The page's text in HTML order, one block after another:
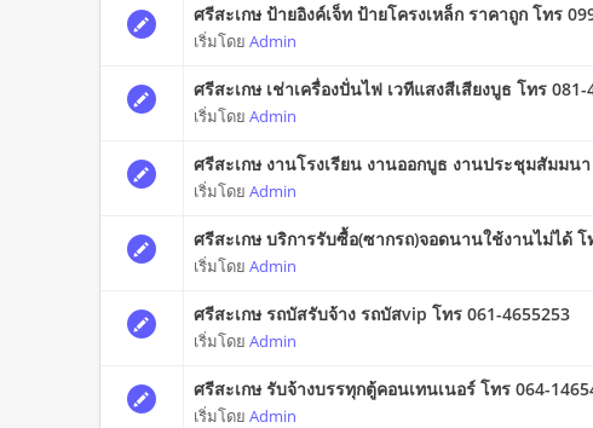
ศรีสะเกษ ป้ายอิงค์เจ็ท ป้ายโครงเหล็ก ราคาถูก โทร
เริ่มโดยAdmin
ศรีสะเกษ เช่าเครื่องปั่นไฟ เวทีแสงสีเสียงบูธ โทร 081-
เริ่มโดยAdmin
ศรีสะเกษ งานโรงเรียน งานออกบูธ งานประชุมสัมมน
เริ่มโดยAdmin
ศรีสะเกษ บริการรับซื้อ(ซากรถ)จอดนานใช้งานไม่ได้ โ
เริ่มโดยAdmin
ศรีสะเกษ รถบัสรับจ้าง รถบัสvip โทร 061-4655253
เริ่มโดยAdmin
ศรีสะเกษ รับจ้างบรรทุกตู้คอนเทนเนอร์ โทร 064-
เริ่มโดยAdmin